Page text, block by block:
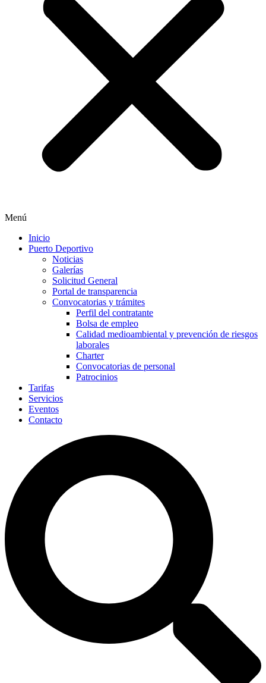
Menú
Inicio
Puerto Deportivo
Noticias
Galerías
Solicitud General
Portal de transparencia
Convocatorias y trámites
Perfil del contratante
Bolsa de empleo
Calidad medioambiental y prevención de riesgos
laborales
Charter
Convocatorias de personal
Patrocinios
Tarifas
Servicios
Eventos
Contacto